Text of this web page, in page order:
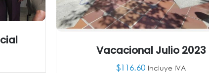
Vacacional Julio 2023
$116.60 Incluye IVA